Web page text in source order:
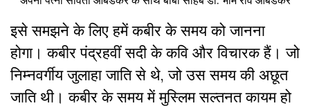
इसे समझने के लिए हमें कबीर के समय को जानना
होगा। कबीर पंद्रहवीं सदी के कवि और विचारक हैं। जो
निम्नवर्गीय जुलाहा जाति से थे, जो उस समय की अछूत
जाति थी। कबीर के समय में मुस्लिम सल्तनत कायम हो